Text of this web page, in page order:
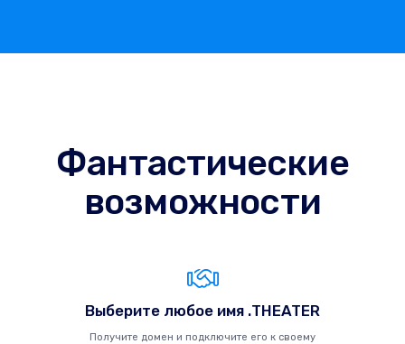
Фантастические
возможности
Выберите любое имя .THEATER
Получите домен и подключите его к своему